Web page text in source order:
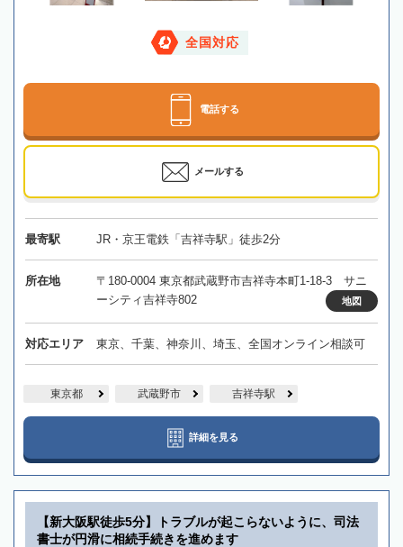
全国対応
電話する
メールする
最寄駅 JR・京王電鉄「吉祥寺駅」徒歩2分
所在地
〒180-0004 東京都武蔵野市吉祥寺本町1-18-3 サニ
ーシティ吉祥寺802
地図
対応エリア 東京、千葉、神奈川、埼玉、全国オンライン相談可
東京都 武蔵野市 吉祥寺駅
詳細を見る
【新大阪駅徒歩5分】トラブルが起こらないように、司法
書士が円滑に相続手続きを進めます